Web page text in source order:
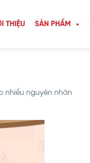
THIỆU SẢN PHẨM
nhiều nguyên nhân